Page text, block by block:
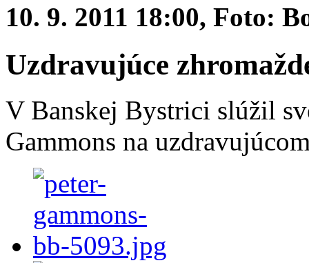
10. 9. 2011 18:00, Foto:
Uzdravujúce
V Banskej Bystrici slúžil
Gammons na